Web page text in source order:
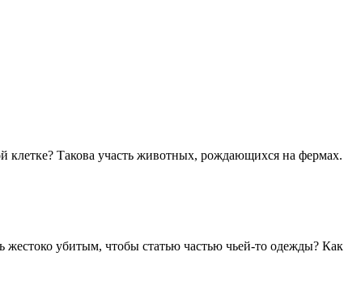
клетке? Такова участь животных, рождающихся на
убитым, чтобы статью частью чьей-то одежды?